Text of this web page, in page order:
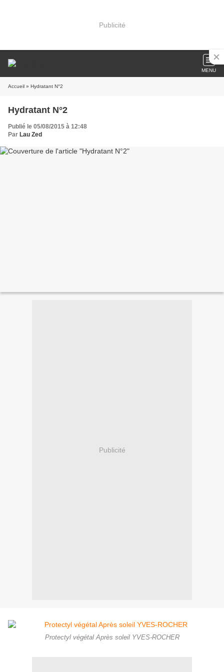
Publicité
MENU
Accueil » Hydratant N°2
Hydratant N°2
Publié le 05/08/2015 à 12:48
Par Lau Zed
Publicité
Protectyl végétal Après soleil YVES-ROCHER